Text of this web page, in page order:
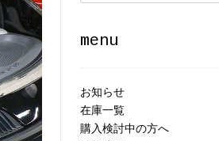
menu
お知らせ
在庫一覧
購入検討中の方へ